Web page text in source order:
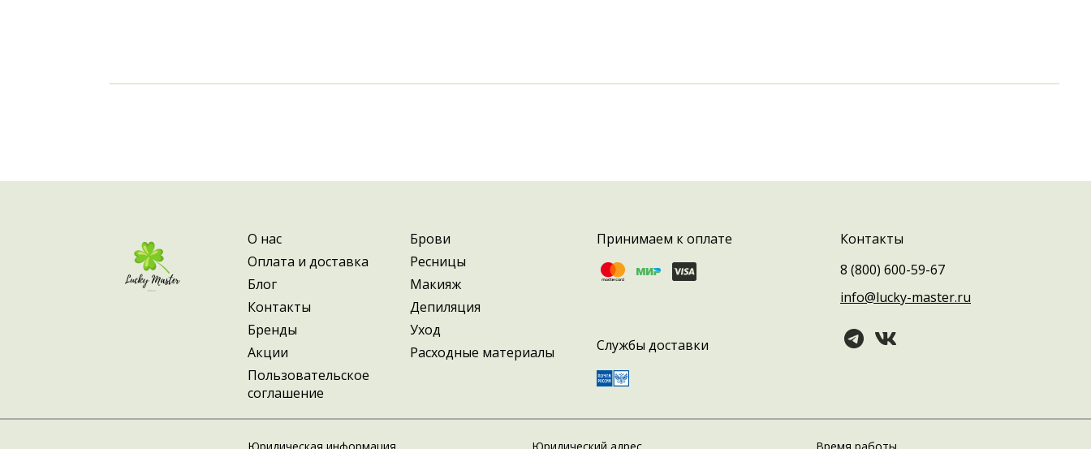
О нас
Оплата и доставка
Блог
Контакты
Бренды
Акции
Пользовательское
соглашение
Брови
Ресницы
Макияж
Депиляция
Уход
Расходные материалы
Принимаем к оплате
Службы доставки
Контакты
8 (800) 600-59-67
info@lucky-master.ru